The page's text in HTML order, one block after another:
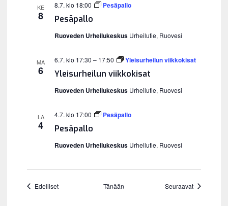
KE
8 Pesäpallo
8.7. klo 18:00 Pesäpallo
Ruoveden Urheilukeskus Urheilutie, Ruovesi
MA
6 Yleisurheilun viikkokisat
6.7. klo 17:30 – 17:50 Yleisurheilun viikkokisat
Ruoveden Urheilukeskus Urheilutie, Ruovesi
LA
4 Pesäpallo
4.7. klo 17:00 Pesäpallo
Ruoveden Urheilukeskus Urheilutie, Ruovesi
EdellisetTapahtumat Tänään SeuraavatTapahtumat